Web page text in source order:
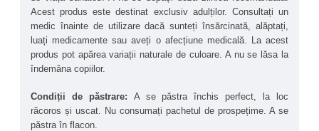
Îmbunătățirea calității somnului – Prin reducerea
inflamației neuronale și reglarea axei HPA, Lion’s
Mane poate contribui indirect la un somn mai
odihnitor.
Sprijin pentru sănătatea digestivă – Unele studii
indică faptul că
inflamațiile gastrointestinale.
Acest produs este destinat exclusiv adulților. Consultați un
medic înainte de utilizare dacă sunteți însărcinată, alăptați,
luați medicamente sau aveți o afecțiune medicală. La acest
produs pot apărea variații naturale de culoare. A nu se lăsa la
îndemâna copiilor.
Condiții de păstrare: A se păstra închis perfect, la loc
răcoros și uscat. Nu consumați pachetul de prospețime. A se
păstra în flacon.